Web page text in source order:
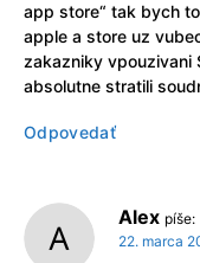
app store“ tak bych
apple a store uz
zakazniky vpouzivani
absolutne stratili
Odpovedať
Alex píše:
22. marca